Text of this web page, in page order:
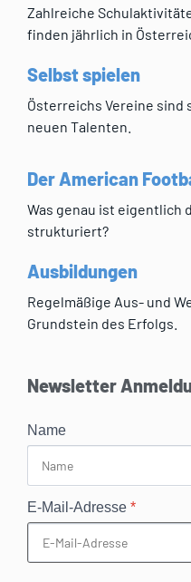
Zahlreiche
finden jährlich in
Selbst spielen
Österreichs Vereine sind
neuen Talenten.
Der American
Was genau ist eigentlich
strukturiert?
Ausbildungen
Regelmäßige Aus- und
Grundstein des Erfolgs.
Newsletter
Name
E-Mail-Adresse *